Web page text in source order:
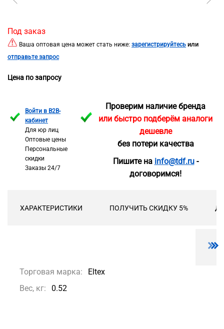
Под заказ
Ваша оптовая цена может стать ниже: зарегистрируйтесь или
отправьте запрос
Цена по запросу
Войти в B2B-
кабинет
Для юр лиц
Оптовые цены
Персональные
скидки
Заказы 24/7
Проверим наличие бренда
или быстро подберём аналоги
дешевле
без потери качества
Пишите на info@tdf.ru-
договоримся!
ХАРАКТЕРИСТИКИ ПОЛУЧИТЬ СКИДКУ 5%
Торговая марка:
Eltex
Вес, кг:
0.52